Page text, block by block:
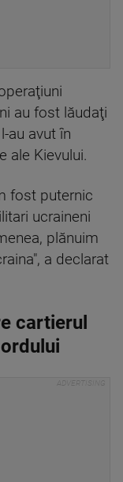
au fost lăudaţi
au avut în
ale Kievului.
fost puternic
ucraineni
plănuim
a declarat
cartierul